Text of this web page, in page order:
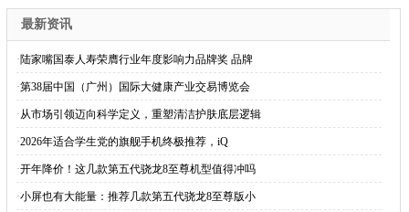
最新资讯
·陆家嘴国泰人寿荣膺行业年度影响力品牌奖 品牌
·第38届中国（广州）国际大健康产业交易博览会
·从市场引领迈向科学定义，重塑清洁护肤底层逻辑
·2026年适合学生党的旗舰手机终极推荐，iQ
·开年降价！这几款第五代骁龙8至尊机型值得冲吗
·小屏也有大能量：推荐几款第五代骁龙8至尊版小